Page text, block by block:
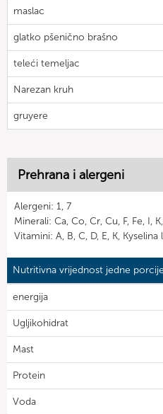
maslac
glatko pšenično brašno
teleći temeljac
Narezan kruh
gruyere
Prehrana i alergeni
Alergeni: 1, 7
Minerali: Ca, Co, Cr, Cu, F, Fe, I,
Vitamini: A, B, C, D, E, K, Kyselina
Nutritivna vrijednost jedne porcije
energija
Ugljikohidrat
Mast
Protein
Voda